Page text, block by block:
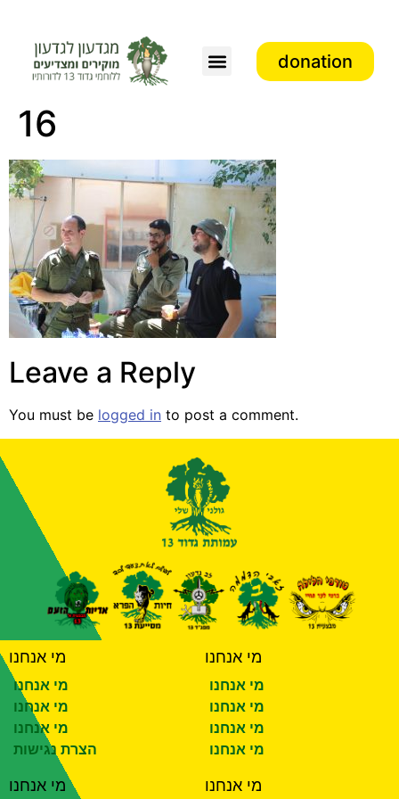
donation
16
Leave a Reply
You must be logged in to post a comment.
מי אנחנו
מי אנחנו
מי אנחנו
מי אנחנו
הצרת נגישות
מי אנחנו
מי אנחנו
מי אנחנו
מי אנחנו
מי אנחנו
מי אנחנו מי אנחנו